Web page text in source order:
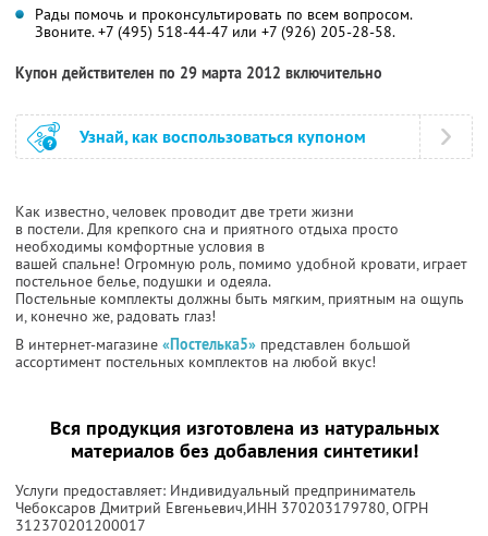
Рады помочь и проконсультировать по всем вопросом.
Звоните. +7 (495) 518-44-47 или +7 (926) 205-28-58.
Купон действителен по 29 марта 2012 включительно
Узнай, как воспользоваться купоном
Как известно, человек проводит две трети жизни
в постели. Для крепкого сна и приятного отдыха просто
необходимы комфортные условия в
вашей спальне! Огромную роль, помимо удобной кровати, играет
постельное белье, подушки и одеяла.
Постельные комплекты должны быть мягким, приятным на ощупь
и, конечно же, радовать глаз!
В интернет-магазине «Постелька5» представлен большой
ассортимент постельных комплектов на любой вкус!
Вся продукция изготовлена из натуральных
материалов без добавления синтетики!
Услуги предоставляет: Индивидуальный предприниматель
Чебоксаров Дмитрий Евгеньевич,ИНН 370203179780, ОГРН
312370201200017